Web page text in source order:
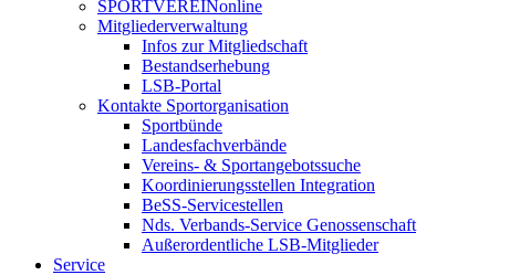
SPORTVEREINonline
Mitgliederverwaltung
Infos zur Mitgliedschaft
Bestandserhebung
LSB-Portal
Kontakte Sportorganisation
Sportbünde
Landesfachverbände
Vereins- & Sportangebotssuche
Koordinierungsstellen Integration
BeSS-Servicestellen
Nds. Verbands-Service Genossenschaft
Außerordentliche LSB-Mitglieder
Service